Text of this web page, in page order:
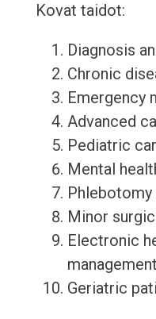
Kovat taidot:
Diagnosis
Chronic
Emergency
Advanced
Pediatric
Mental
Minor
Electronic
management
Geriatric